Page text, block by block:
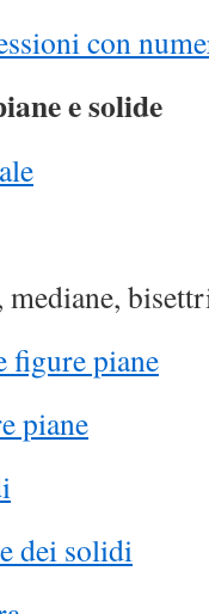
con
e solide
mediane,
figure piane
piane
dei solidi